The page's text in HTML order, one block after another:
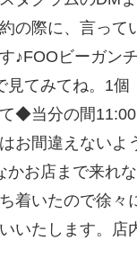
の際に、言っ
♪FOOビーガ
てみてね。1
◆当分の間
お間違えない
店まで来れ
着いたので徐
いたします。